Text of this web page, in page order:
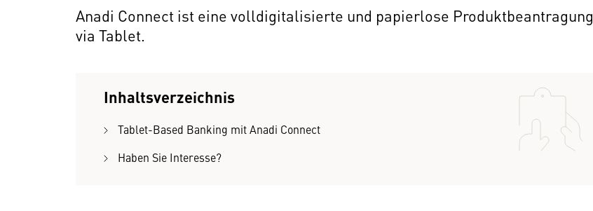
Anadi Connect ist eine volldigitalisierte und papierlose Produktbeantragung
via Tablet.
Inhaltsverzeichnis
Tablet-Based Banking mit Anadi Connect
Haben Sie Interesse?